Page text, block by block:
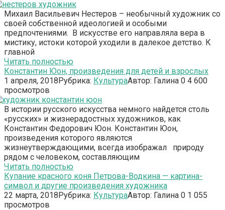
Михаил Васильевич Нестеров – необычный художник со
своей собственной идеологией и особыми
предпочтениями. В искусстве его направляла вера в
мистику, истоки которой уходили в далекое детство. К
главной
Читать полностью
Константин Юон, произведения для детей и взрослых
1 апреля, 2018Рубрика: КультураАвтор: Галина 0 4 600
просмотров
В истории русского искусства немного найдется столь
«русских» и жизнерадостных художников, как
Константин Федорович Юон. Константин Юон,
произведения которого являются
жизнеутверждающими, всегда изображал природу
рядом с человеком, составляющим
Читать полностью
Купание красного коня Петрова-Водкина — картина-
символ и другие произведения художника
22 марта, 2018Рубрика: КультураАвтор: Галина 0 1 055
просмотров